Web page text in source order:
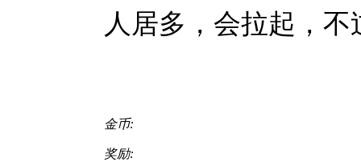
人居多，会拉起，
金币:
奖励: